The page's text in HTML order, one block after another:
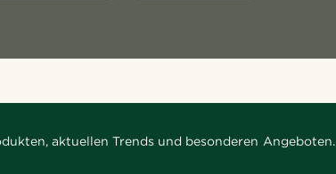
aktuellen Trends und besonderen Angeboten.